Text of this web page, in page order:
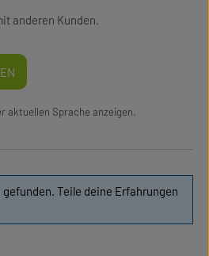
anderen Kunden.
aktuellen Sprache anzeigen.
Teile deine Erfahrungen